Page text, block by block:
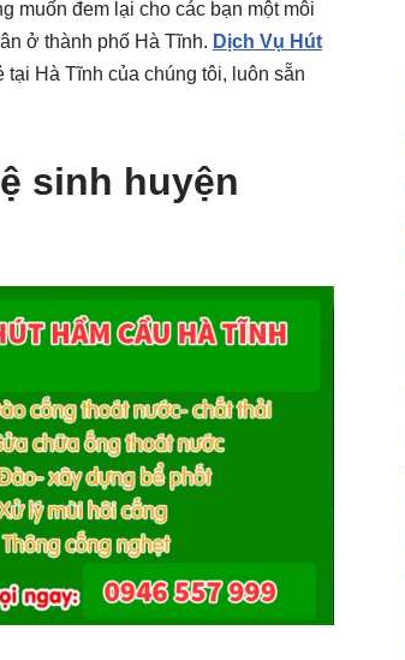
muốn đem lại cho các bạn một môi
ở thành phố Hà Tĩnh. Dịch Vụ Hút
tại Hà Tĩnh của chúng tôi, luôn sẵn
sinh huyện